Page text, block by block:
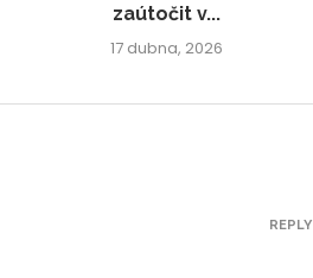
zaútočit v...
17 dubna, 2026
REPLY